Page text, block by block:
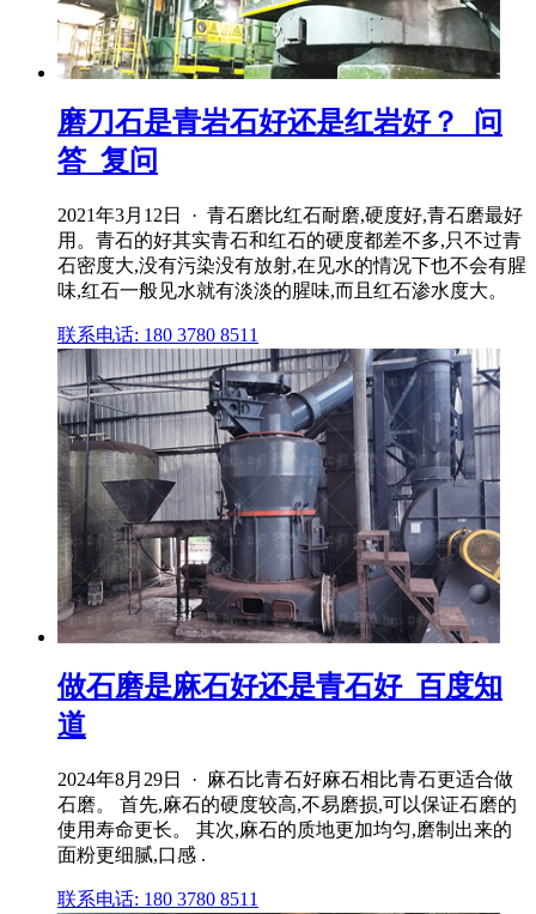
磨刀石是青岩石好还是红岩好？_问
答_复问
2021年3月12日 · 青石磨比红石耐磨,硬度好,青石磨最好
用。青石的好其实青石和红石的硬度都差不多,只不过青
石密度大,没有污染没有放射,在见水的情况下也不会有腥
味,红石一般见水就有淡淡的腥味,而且红石渗水度大。
联系电话: 180 3780 8511
做石磨是麻石好还是青石好_百度知
道
2024年8月29日 · 麻石比青石好麻石相比青石更适合做
石磨。 首先,麻石的硬度较高,不易磨损,可以保证石磨的
使用寿命更长。 其次,麻石的质地更加均匀,磨制出来的
面粉更细腻,口感 .
联系电话: 180 3780 8511